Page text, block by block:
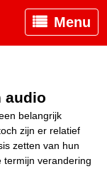
Menu
audio
belangrijk
zijn er relatief
zetten van hun
termijn verandering